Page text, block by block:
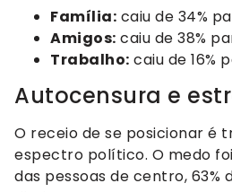
Família: caiu de 34%
Amigos: caiu de 38%
Trabalho: caiu de 16%
Autocensura e
O receio de se posicionar é
espectro político. O medo
das pessoas de centro, 63%